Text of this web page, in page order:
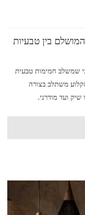
בין טבעיות
שמשלב חמימות טבעית
משתלב בצורה
ועד מודרני.